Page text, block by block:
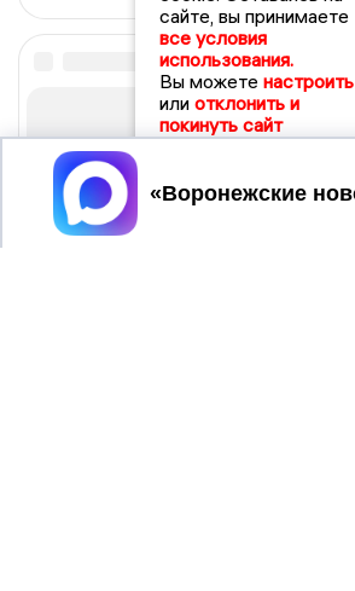
сайте, вы принимаете
все условия
использования.
Вы можете настроить
или отклонить и
покинуть сайт
Принять